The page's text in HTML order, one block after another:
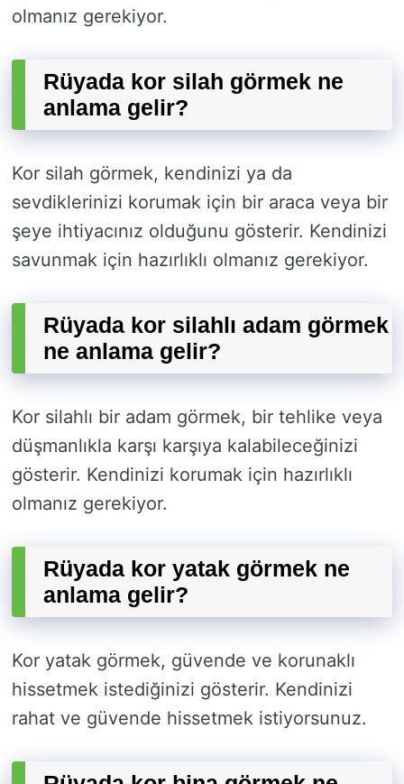
olmanız gerekiyor.
Rüyada kor silah görmek ne
anlama gelir?
Kor silah görmek, kendinizi ya da
sevdiklerinizi korumak için bir araca veya bir
şeye ihtiyacınız olduğunu gösterir. Kendinizi
savunmak için hazırlıklı olmanız gerekiyor.
Rüyada kor silahlı adam görmek
ne anlama gelir?
Kor silahlı bir adam görmek, bir tehlike veya
düşmanlıkla karşı karşıya kalabileceğinizi
gösterir. Kendinizi korumak için hazırlıklı
olmanız gerekiyor.
Rüyada kor yatak görmek ne
anlama gelir?
Kor yatak görmek, güvende ve korunaklı
hissetmek istediğinizi gösterir. Kendinizi
rahat ve güvende hissetmek istiyorsunuz.